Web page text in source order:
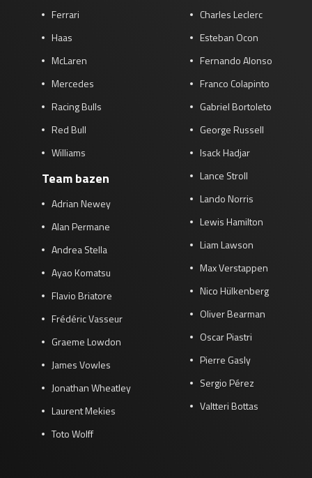
Ferrari
Haas
McLaren
Mercedes
Racing Bulls
Red Bull
Williams
Team bazen
Adrian Newey
Alan Permane
Andrea Stella
Ayao Komatsu
Flavio Briatore
Frédéric Vasseur
Graeme Lowdon
James Vowles
Jonathan Wheatley
Laurent Mekies
Toto Wolff
Charles Leclerc
Esteban Ocon
Fernando Alonso
Franco Colapinto
Gabriel Bortoleto
George Russell
Isack Hadjar
Lance Stroll
Lando Norris
Lewis Hamilton
Liam Lawson
Max Verstappen
Nico Hülkenberg
Oliver Bearman
Oscar Piastri
Pierre Gasly
Sergio Pérez
Valtteri Bottas